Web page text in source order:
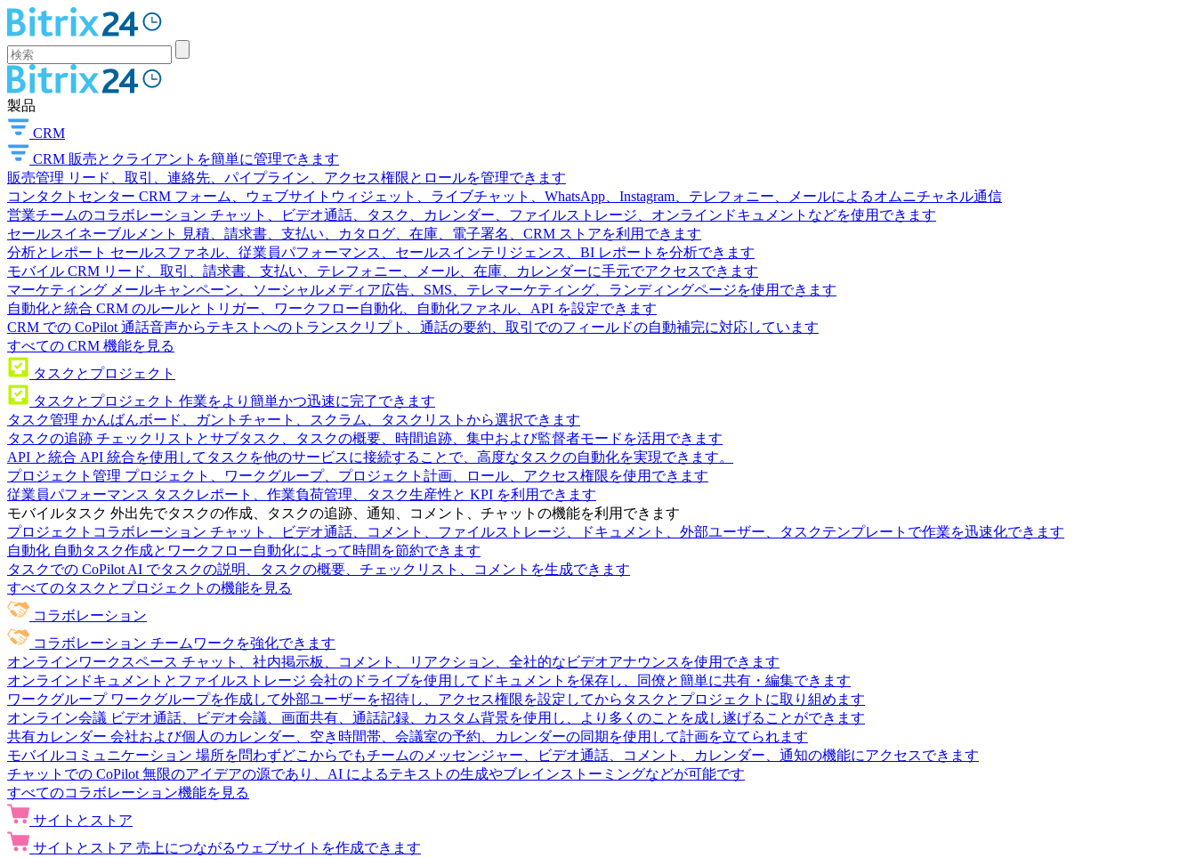
製品
CRM
CRM 販売とクライアントを簡単に管理できます
販売管理 リード、取引、連絡先、パイプライン、アクセス権限とロールを管理できます
コンタクトセンター CRM フォーム、ウェブサイトウィジェット、ライブチャット、WhatsApp、Instagram、テレフォニー、メールによるオムニチャネル通信
営業チームのコラボレーション チャット、ビデオ通話、タスク、カレンダー、ファイルストレージ、オンラインドキュメントなどを使用できます
セールスイネーブルメント
見積、請求書、支払い、カタログ、在庫、電子署名、CRM ストアを利用できます
分析とレポート セールスファネル、従業員パフォーマンス、セールスインテリジェンス、BI レポートを分析できます
モバイル CRM リード、取引、請求書、支払い、テレフォニー、メール、在庫、カレンダーに手元でアクセスできます
マーケティング メールキャンペーン、ソーシャルメディア広告、SMS、テレマーケティング、ランディングページを使用できます
自動化と統合 CRM のルールとトリガー、ワークフロー自動化、自動化ファネル、API を設定できます
CRM での CoPilot 通話音声からテキストへのトランスクリプト、通話の要約、取引でのフィールドの自動補完に対応しています
すべての CRM 機能を見る
タスクとプロジェクト
タスクとプロジェクト 作業をより簡単かつ迅速に完了できます
タスク管理 かんばんボード、ガントチャート、スクラム、タスクリストから選択できます
タスクの追跡 チェックリストとサブタスク、タスクの概要、時間追跡、集中および監督者モードを活用できます
API と統合 API 統合を使用してタスクを他のサービスに接続することで、高度なタスクの自動化を実現できます。
プロジェクト管理 プロジェクト、ワークグループ、プロジェクト計画、ロール、アクセス権限を使用できます
従業員パフォーマンス タスクレポート、作業負荷管理、タスク生産性と KPI を利用できます
モバイルタスク 外出先でタスクの作成、タスクの追跡、通知、コメント、チャットの機能を利用できます
プロジェクトコラボレーション チャット、ビデオ通話、コメント、ファイルストレージ、ドキュメント、外部ユーザー、タスクテンプレートで作業を迅速化できます
自動化 自動タスク作成とワークフロー自動化によって時間を節約できます
タスクでの CoPilot AI でタスクの説明、タスクの概要、チェックリスト、コメントを生成できます
すべてのタスクとプロジェクトの機能を見る
コラボレーション
コラボレーション チームワークを強化できます
オンラインワークスペース チャット、社内掲示板、コメント、リアクション、全社的なビデオアナウンスを使用できます
オンラインドキュメントとファイルストレージ 会社のドライブを使用してドキュメントを保存し、同僚と簡単に共有・編集できます
ワークグループ ワークグループを作成して外部ユーザーを招待し、アクセス権限を設定してからタスクとプロジェクトに取り組めます
オンライン会議 ビデオ通話、ビデオ会議、画面共有、通話記録、カスタム背景を使用し、より多くのことを成し遂げることができます
共有カレンダー 会社および個人のカレンダー、空き時間帯、会議室の予約、カレンダーの同期を使用して計画を立てられます
モバイルコミュニケーション 場所を問わずどこからでもチームのメッセンジャー、ビデオ通話、コメント、カレンダー、通知の機能にアクセスできます
チャットでの CoPilot 無限のアイデアの源であり、AI によるテキストの生成やブレインストーミングなどが可能です
すべてのコラボレーション機能を見る
サイトとストア
サイトとストア 売上につながるウェブサイトを作成できます